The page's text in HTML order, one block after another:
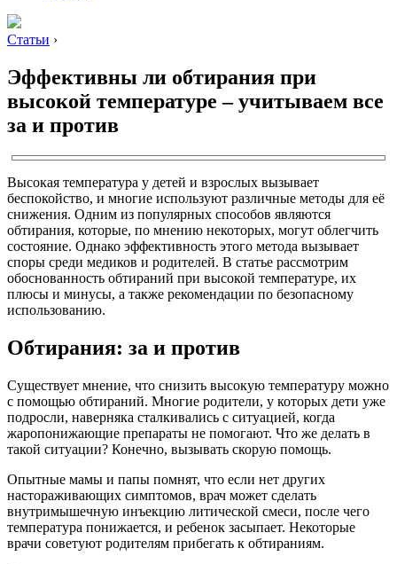
Статьи ›
Эффективны ли обтирания при
высокой температуре – учитываем все
за и против
Высокая температура у детей и взрослых вызывает
беспокойство, и многие используют различные методы для её
снижения. Одним из популярных способов являются
обтирания, которые, по мнению некоторых, могут облегчить
состояние. Однако эффективность этого метода вызывает
споры среди медиков и родителей. В статье рассмотрим
обоснованность обтираний при высокой температуре, их
плюсы и минусы, а также рекомендации по безопасному
использованию.
Обтирания: за и против
Существует мнение, что снизить высокую температуру можно
с помощью обтираний. Многие родители, у которых дети уже
подросли, наверняка сталкивались с ситуацией, когда
жаропонижающие препараты не помогают. Что же делать в
такой ситуации? Конечно, вызывать скорую помощь.
Опытные мамы и папы помнят, что если нет других
настораживающих симптомов, врач может сделать
внутримышечную инъекцию литической смеси, после чего
температура понижается, и ребенок засыпает. Некоторые
врачи советуют родителям прибегать к обтираниям.